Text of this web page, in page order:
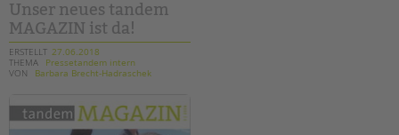
Kollegs
EFöB
Schulbezogene Sozialarbeit
HILFEN ZUR ERZIEHUNG
Unser neues tandem
MAGAZIN ist da!
ERSTELLT 27.06.2018
THEMA
Pressetandem intern
VON
Barbara Brecht-Hadraschek